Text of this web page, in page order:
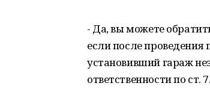
- Да, вы можете
если после
установивший гараж
ответственности по